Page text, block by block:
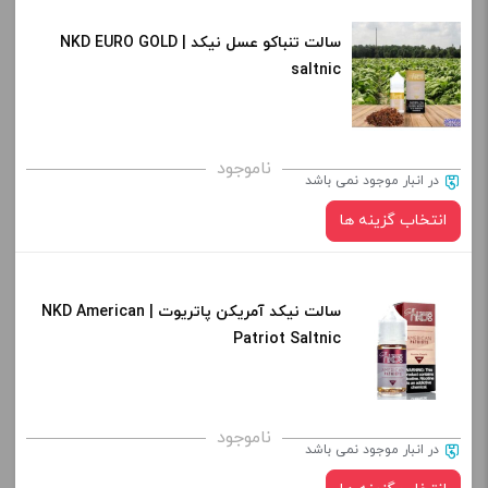
نیکوتین:
برای فعال شدن سبد خرید و نمایش قیمت ، گزینه های محصول را
از کادر بالا انتخاب کنید.
+
سالت تنباکو عسل نیکد | NKD EURO GOLD
saltnic
ناموجود در انبار موجود نمی باشد
انتخاب گزینه ها
نیکوتین:
برای فعال شدن سبد خرید و نمایش قیمت ، گزینه های محصول را
از کادر بالا انتخاب کنید.
سالت نیکد آمریکن پاتریوت | NKD American
Patriot Saltnic
ناموجود در انبار موجود نمی باشد